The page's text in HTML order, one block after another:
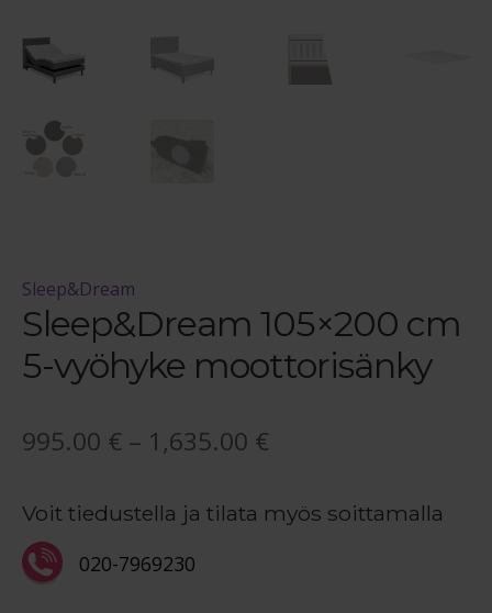
Sleep&Dream
Sleep&Dream 105×200 cm
5-vyöhyke moottorisänky
995.00 € – 1,635.00 €
-
Voit tiedustella ja tilata myös soittamalla
020-7969230